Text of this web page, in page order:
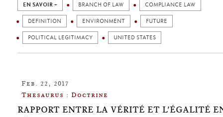
EN SAVOIR + BRANCH OF LAW COMPLIANCE LAW
DEFINITION ENVIRONMENT FUTURE
POLITICAL LEGITIMACY UNITED STATES
Feb. 22, 2017
Thesaurus : Doctrine
RAPPORT ENTRE LA VÉRITÉ ET L'ÉGALITÉ